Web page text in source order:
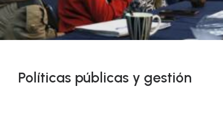
Políticas públicas y gestión